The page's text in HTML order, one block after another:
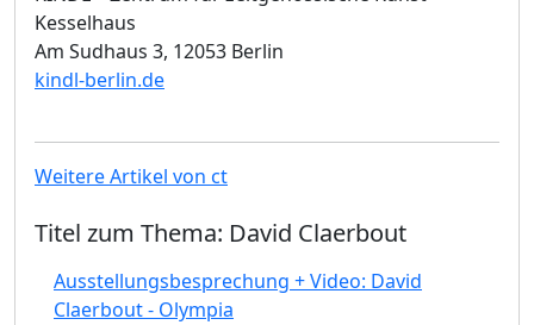
Kesselhaus
Am Sudhaus 3, 12053 Berlin
kindl-berlin.de
Weitere Artikel von ct
Titel zum Thema: David Claerbout
Ausstellungsbesprechung + Video: David
Claerbout - Olympia